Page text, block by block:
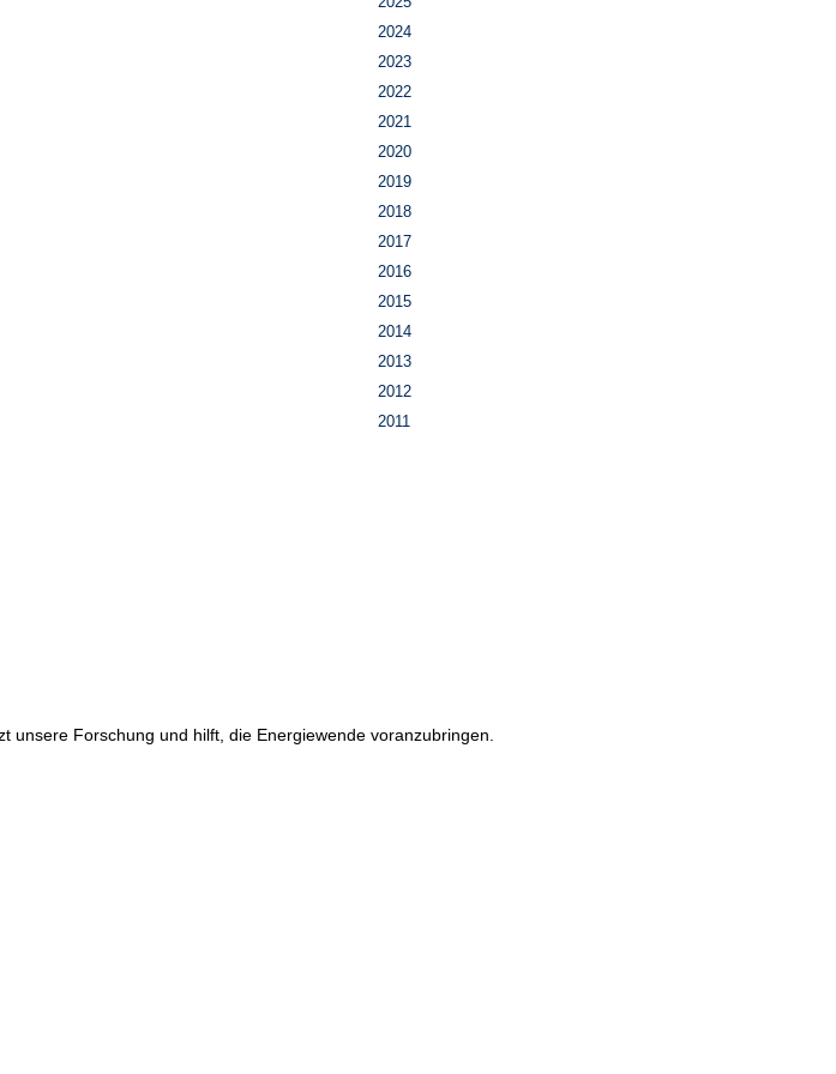
2024
2023
2022
2021
2020
2019
2018
2017
2016
2015
2014
2013
2012
2011
Forschung und hilft, die Energiewende voranzubringen.